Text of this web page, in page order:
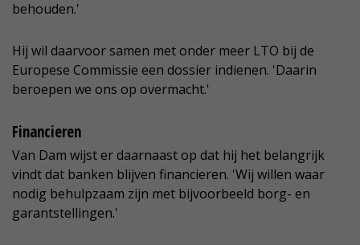
behouden.'
Hij wil daarvoor samen met onder meer LTO bij de
Europese Commissie een dossier indienen. 'Daarin
beroepen we ons op overmacht.'
Financieren
Van Dam wijst er daarnaast op dat hij het belangrijk
vindt dat banken blijven financieren. 'Wij willen waar
nodig behulpzaam zijn met bijvoorbeeld borg- en
garantstellingen.'